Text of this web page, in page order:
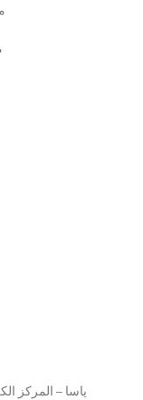
ياسا – المركز